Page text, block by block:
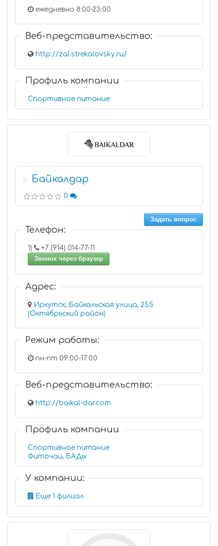
ежедневно 8:00-23:00
Веб-представительство:
http://zal.strekalovsky.ru/
Профиль компании
Спортивное питание
11 Байкалдар
0
Задать вопрос
Телефон:
1)
+7 (914) 014-77-11
Звонок через браузер
Адрес:
Иркутск, Байкальская улица, 255
(Октябрьский район)
Режим работы:
пн-пт 09:00-17:00
Веб-представительство:
http://baikal-dar.com
Профиль компании
Спортивное питание
Фиточаи, БАДы
У компании:
Еще 1 филиал